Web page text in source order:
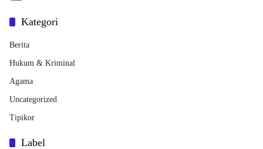
Kategori
Berita
Hukum & Kriminal
Agama
Uncategorized
Tipikor
Label